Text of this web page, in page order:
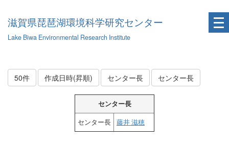
滋賀県琵琶湖環境科学研究センター
Lake Biwa Environmental Research Institute
50件 作成日時(昇順) センター長 センター長
センター長
センター長
藤井 滋穂